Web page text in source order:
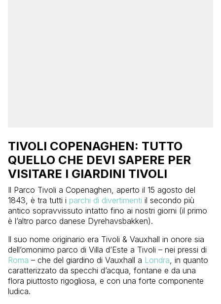
TIVOLI COPENAGHEN: TUTTO
QUELLO CHE DEVI SAPERE PER
VISITARE I GIARDINI TIVOLI
Il Parco Tivoli a Copenaghen, aperto il 15 agosto del
1843, è tra tutti i parchi di divertimenti il secondo più
antico sopravvissuto intatto fino ai nostri giorni (il primo
è l’altro parco danese Dyrehavsbakken).
Il suo nome originario era Tivoli & Vauxhall in onore sia
dell’omonimo parco di Villa d’Este a Tivoli – nei pressi di
Roma – che del giardino di Vauxhall a Londra, in quanto
caratterizzato da specchi d’acqua, fontane e da una
flora piuttosto rigogliosa, e con una forte componente
ludica.